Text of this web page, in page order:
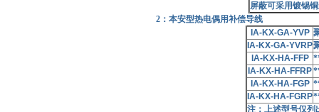
屏蔽可采用镀锡
2：本安型热电偶用补偿导线
IA-KX-GA-YVP
IA-KX-GA-YVRP
IA-KX-HA-FFP
IA-KX-HA-FFRP
IA-KX-HA-FGP
IA-KX-HA-FGRP
注：上述型号仅列